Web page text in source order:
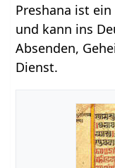
Preshana ist ein
und kann ins
Absenden,
Dienst.